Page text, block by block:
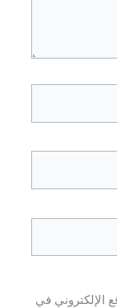
الإلكتروني في